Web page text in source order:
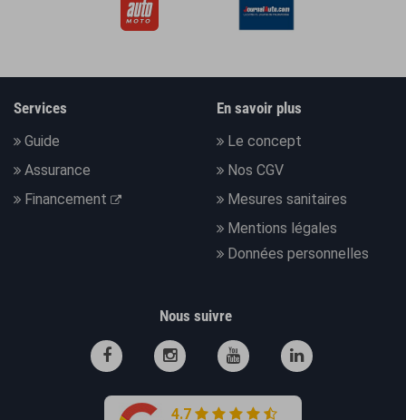
Services
Guide
Assurance
Financement
En savoir plus
Le concept
Nos CGV
Mesures sanitaires
Mentions légales
Données personnelles
Nous suivre
4.7